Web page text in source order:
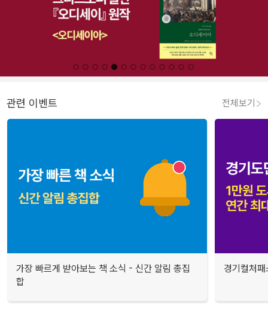
관련 이벤트 전체보기
가장 빠르게 받아보는 책 소식 - 신간 알림 총집
합
경기컬처